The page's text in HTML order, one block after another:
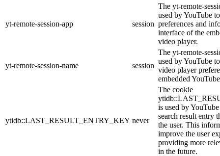
yt-remote-session-app session
The yt-remote-
used by YouTube
preferences and
interface of the
video player.
yt-remote-session-name session
The yt-remote-
used by YouTube
video player
embedded
ytidb::LAST_RESULT_ENTRY_KEY never
The cookie
is used by
search result entry
the user. This
improve the user
providing more
in the future.